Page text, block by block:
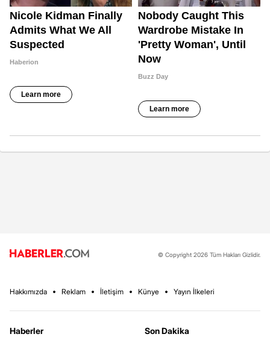
© Copyright 2026 Tüm Hakları Gizlidir.
Hakkımızda Reklam İletişim Künye Yayın İlkeleri
Haberler
Son Dakika